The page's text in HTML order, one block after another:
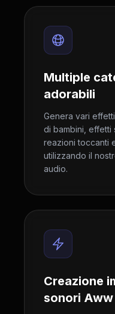
Multiple
adorabili
Genera vari
di bambini, effetti
reazioni toccanti
utilizzando il
audio.
Creazione
sonori Aww